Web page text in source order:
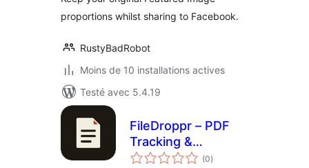
proportions whilst sharing to Facebook.
RustyBadRobot
Moins de 10 installations actives
Testé avec 5.4.19
FileDroppr – PDF
Tracking &
Analytics
(0notes
en
)